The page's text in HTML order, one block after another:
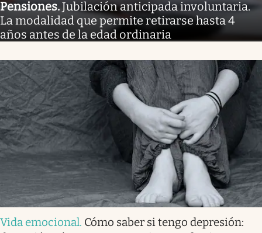
Pensiones.Jubilación anticipada involuntaria.
La modalidad que permite retirarse hasta 4
años antes de la edad ordinaria
Vida emocional. Cómo saber si tengo depresión: